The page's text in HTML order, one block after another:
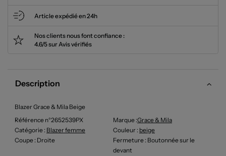
Article expédié en 24h
Nos clients nous font confiance :
4.6/5 sur Avis vérifiés
Description
Blazer Grace & Mila Beige
Référence n°2652539PX
Marque :Grace & Mila
Catégorie : Blazer femme Couleur : beige
Coupe : Droite Fermeture : Boutonnée sur le
devant